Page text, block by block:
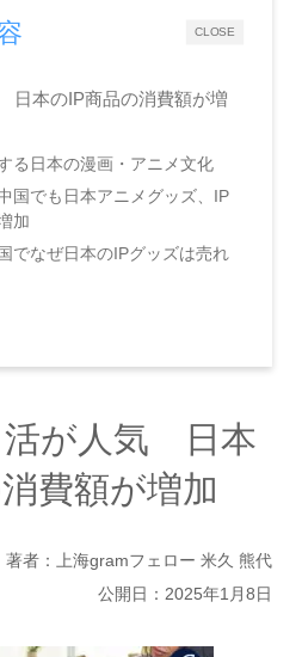
CLOSE
本のIP商品の消費額が増
る日本の漫画・アニメ文化
国でも日本アニメグッズ、IP
加
でなぜ日本のIPグッズは売れ
活が人気 日本
費額が増加
：上海gramフェロー 米久 熊代
公開日：2025年1月8日